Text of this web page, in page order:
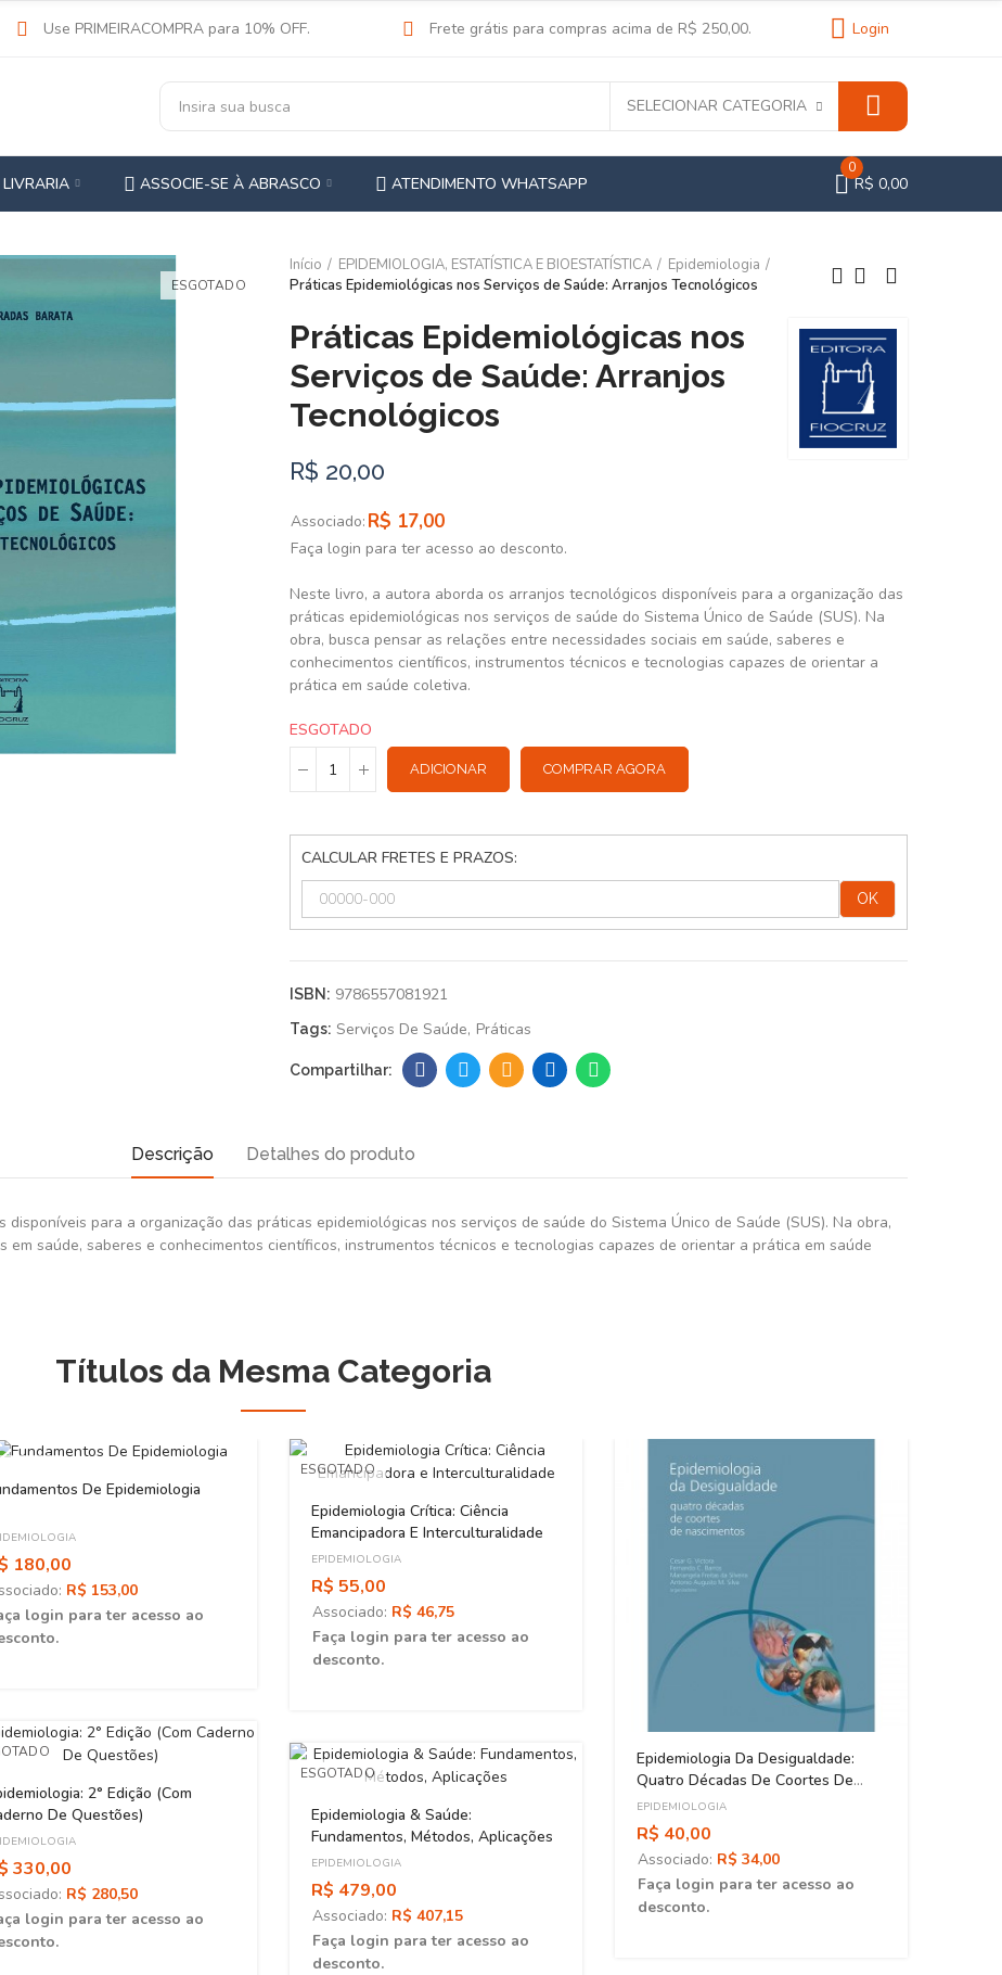
Use PRIMEIRACOMPRA para 10% OFF. Frete grátis para compras acima de R$ 250,00. Login
SELECIONAR CATEGORIA
ASSOCIE-SE À ABRASCO ATENDIMENTO WHATSAPP
0
R$ 0,00
ESGOTADO
Início EPIDEMIOLOGIA, ESTATÍSTICA E BIOESTATÍSTICA
Epidemiologia
Práticas Epidemiológicas nos Serviços de Saúde: Arranjos Tecnológicos
Práticas Epidemiológicas nos
Serviços de Saúde: Arranjos
Tecnológicos
R$ 20,00
Associado: R$ 17,00
Faça login para ter acesso ao desconto.
Neste livro, a autora aborda os arranjos tecnológicos disponíveis para a organização das
práticas epidemiológicas nos serviços de saúde do Sistema Único de Saúde (SUS). Na
obra, busca pensar as relações entre necessidades sociais em saúde, saberes e
conhecimentos científicos, instrumentos técnicos e tecnologias capazes de orientar a
prática em saúde coletiva.
ESGOTADO
ADICIONAR COMPRAR AGORA
CALCULAR FRETES E PRAZOS:
OK
ISBN: 9786557081921
Tags: Serviços De Saúde Práticas
Descrição Detalhes do produto
para a organização das práticas epidemiológicas nos serviços de saúde do Sistema Único de Saúde (SUS). Na obra,
saúde, saberes e conhecimentos científicos, instrumentos técnicos e tecnologias capazes de orientar a prática em saúde
Títulos da Mesma Categoria
De Epidemiologia
180,00
R$ 153,00
login para ter acesso ao
2° Edição (Com
De Questões)
330,00
R$ 280,50
login para ter acesso ao
ESGOTADO
Epidemiologia Crítica: Ciência
Emancipadora E Interculturalidade
EPIDEMIOLOGIA
R$ 55,00
Associado: R$ 46,75
Faça login para ter acesso ao
desconto.
ESGOTADO
Epidemiologia & Saúde:
Fundamentos, Métodos, Aplicações
EPIDEMIOLOGIA
R$ 479,00
Associado: R$ 407,15
Faça login para ter acesso ao
desconto.
Epidemiologia Da Desigualdade:
Quatro Décadas De Coortes De
Nascimentos
EPIDEMIOLOGIA
R$ 40,00
Associado: R$ 34,00
Faça login para ter acesso ao
desconto.